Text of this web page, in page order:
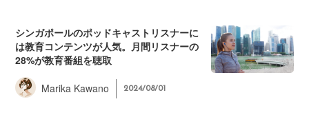
シンガポールのポッドキャストリスナーに
は教育コンテンツが人気。月間リスナーの
28%が教育番組を聴取
Marika Kawano 2024/08/01